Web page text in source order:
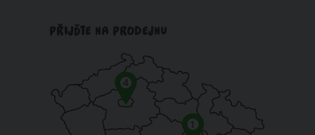
PŘIJĎTE NA PRODEJNU
1
4